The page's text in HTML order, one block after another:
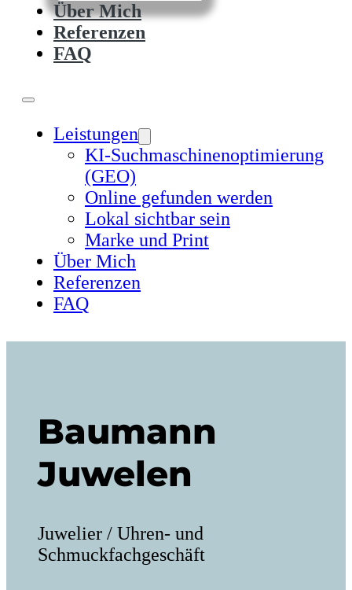
Über Mich
Referenzen
FAQ
Leistungen
KI-Suchmaschinenoptimierung
(GEO)
Online gefunden werden
Lokal sichtbar sein
Marke und Print
Über Mich
Referenzen
FAQ
Baumann
Juwelen
Juwelier / Uhren- und
Schmuckfachgeschäft